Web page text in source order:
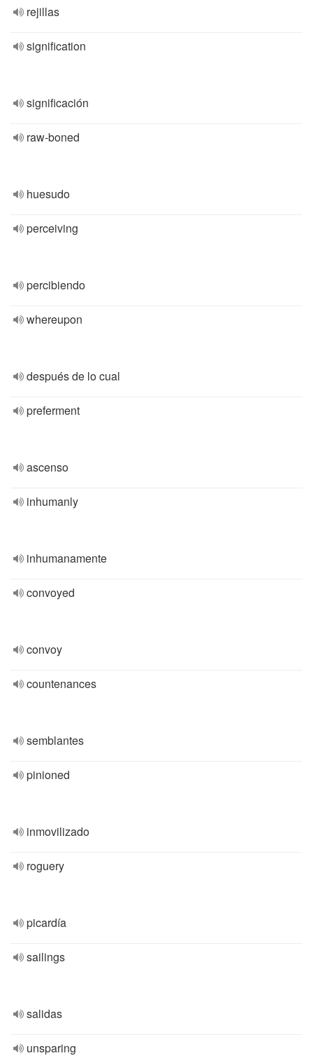
rejillas
signification
significación
raw-boned
huesudo
perceiving
percibiendo
whereupon
después de lo cual
preferment
ascenso
inhumanly
inhumanamente
convoyed
convoy
countenances
semblantes
pinioned
inmovilizado
roguery
picardía
sailings
salidas
unsparing